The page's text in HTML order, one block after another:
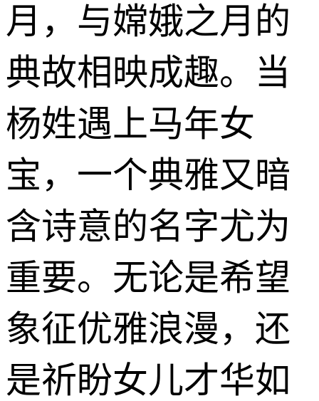
月，与嫦娥之月的
典故相映成趣。当
杨姓遇上马年女
宝，一个典雅又暗
含诗意的名字尤为
重要。无论是希望
象征优雅浪漫，还
是祈盼女儿才华如